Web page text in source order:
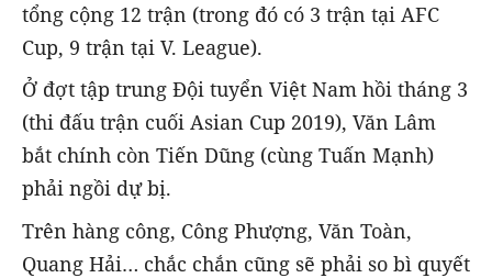
tổng cộng 12 trận (trong đó có 3 trận tại AFC
Cup, 9 trận tại V. League).
Ở đợt tập trung Đội tuyển Việt Nam hồi tháng 3
(thi đấu trận cuối Asian Cup 2019), Văn Lâm
bắt chính còn Tiến Dũng (cùng Tuấn Mạnh)
phải ngồi dự bị.
Trên hàng công, Công Phượng, Văn Toàn,
Quang Hải… chắc chắn cũng sẽ phải so bì quyết